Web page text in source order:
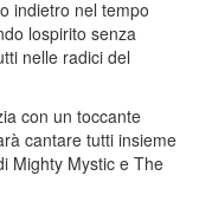
indietro nel tempo
lospirito senza
nelle radici del
con un toccante
cantare tutti insieme
Mighty Mystic e The